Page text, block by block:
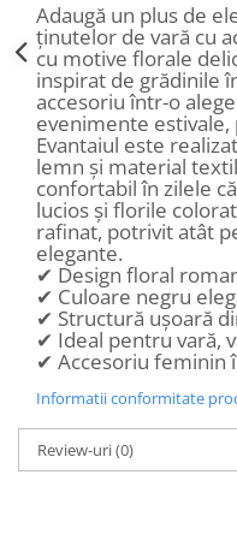
Adaugă un plus de
ținutelor de vară cu
cu motive florale
inspirat de grădinile
accesoriu într-o
evenimente
Evantaiul este
lemn și material
confortabil în zilele
lucios și florile
rafinat, potrivit atât
elegante.
✔ Design floral
✔ Culoare negru
✔ Structură ușoară
✔ Ideal pentru vară,
✔ Accesoriu feminin
Informatii conformitate
Review-uri(0)